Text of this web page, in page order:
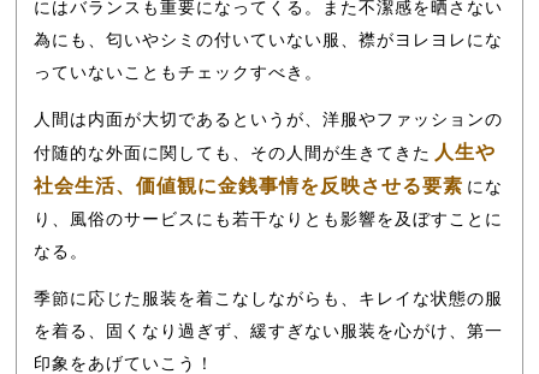
にはバランスも重要になってくる。また不潔感を晒さない
為にも、匂いやシミの付いていない服、襟がヨレヨレにな
っていないこともチェックすべき。
人間は内面が大切であるというが、洋服やファッションの
付随的な外面に関しても、その人間が生きてきた 人生や
社会生活、価値観に金銭事情を反映させる要素 にな
り、風俗のサービスにも若干なりとも影響を及ぼすことに
なる。
季節に応じた服装を着こなしながらも、キレイな状態の服
を着る、固くなり過ぎず、緩すぎない服装を心がけ、第一
印象をあげていこう！